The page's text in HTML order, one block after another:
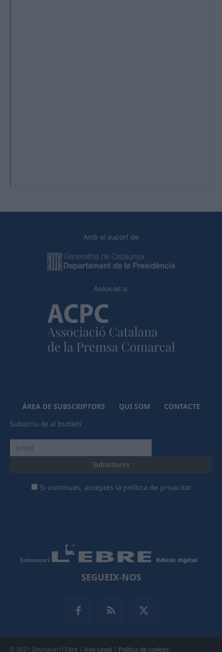
Amb el suport de
Associat a:
ÀREA DE SUBSCRIPTORS QUI SOM
CONTACTE
Subscriu-te al butlletí
Si continues, acceptes la política de privacitat
SEGUEIX-NOS
© 2021 Setmanari l'Ebre | Avís Legal | Política de cookies